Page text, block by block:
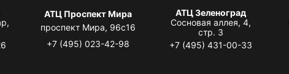
АТЦ Проспект Мира
проспект Мира, 96с16
+7 (495) 023-42-98
АТЦ Зеленоград
Сосновая аллея, 4,
стр. 3
+7 (495) 431-00-33